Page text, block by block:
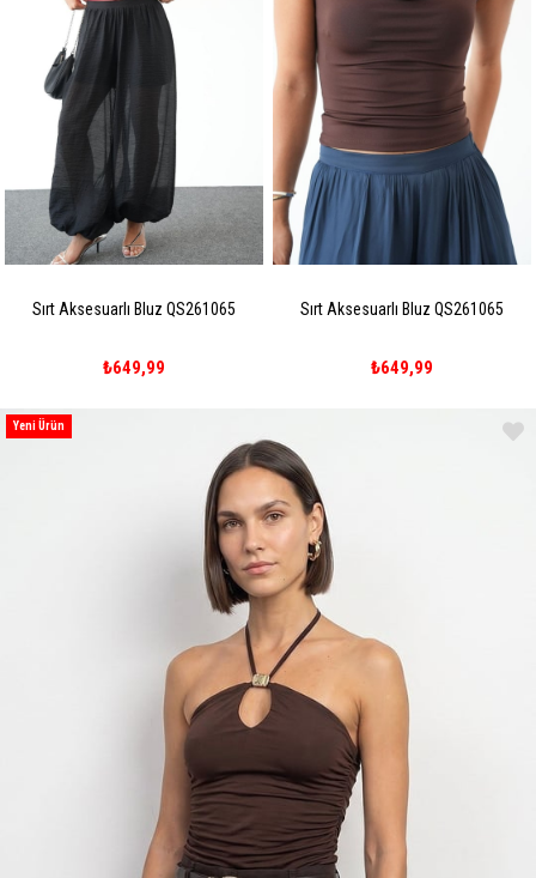
Sırt Aksesuarlı Bluz QS261065
₺649,99
Sırt Aksesuarlı Bluz QS261065
₺649,99
Yeni Ürün